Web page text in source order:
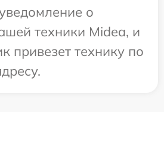
о
техники Midea, и
привезет технику по